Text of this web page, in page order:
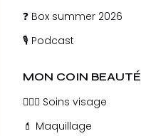
❓ Box summer 2026
🎙️ Podcast
MON COIN BEAUTÉ
💁🏻‍♀️ Soins visage
💄 Maquillage